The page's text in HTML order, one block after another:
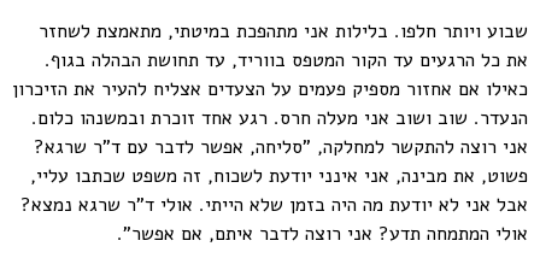
שבוע ויותר חלפו. בלילות אני מתהפכת במיטתי, מתאמצת לשחזר
את כל הרגעים עד הקור המטפס בווריד, עד תחושת הבהלה בגוף.
כאילו אם אחזור מספיק פעמים על הצעדים אצליח להעיר את הזיכרון
הנעדר. שוב ושוב אני מעלה חרס. רגע אחד זוכרת ובמשנהו כלום.
אני רוצה להתקשר למחלקה, "סליחה, אפשר לדבר עם ד"ר שרגא?
פשוט, את מבינה, אני אינני יודעת לשכוח, זה משפט שכתבו עליי,
אבל אני לא יודעת מה היה בזמן שלא הייתי. אולי ד"ר שרגא נמצא?
אולי המתמחה תדע? אני רוצה לדבר איתם, אם אפשר".